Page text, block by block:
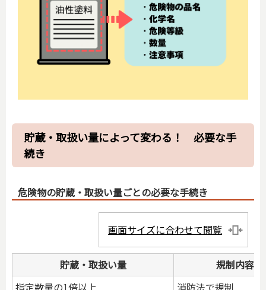
貯蔵・取扱い量によって変わる！ 必要な手
続き
危険物の貯蔵・取扱い量ごとの必要な手続き
画面サイズに合わせて閲覧
貯蔵・取扱い量
規制内容